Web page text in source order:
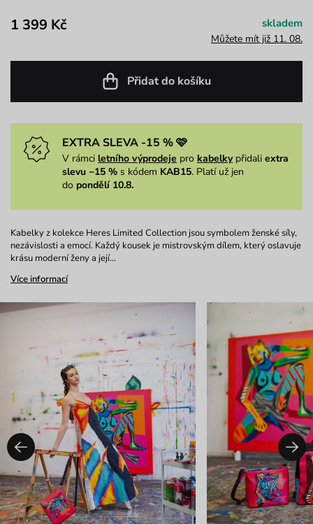
1 399 Kč skladem
Můžete mít již 11. 08.
Přidat do košíku
EXTRA SLEVA -15 % 🩷
V rámci letního výprodeje pro kabelkypřidali extra
slevu −15 % s kódem KAB15. Platí už jen
do pondělí 10.8.
Kabelky z kolekce Heres Limited Collection jsou symbolem ženské síly,
nezávislosti a emocí. Každý kousek je mistrovským dílem, který oslavuje
krásu moderní ženy a její…
Více informací